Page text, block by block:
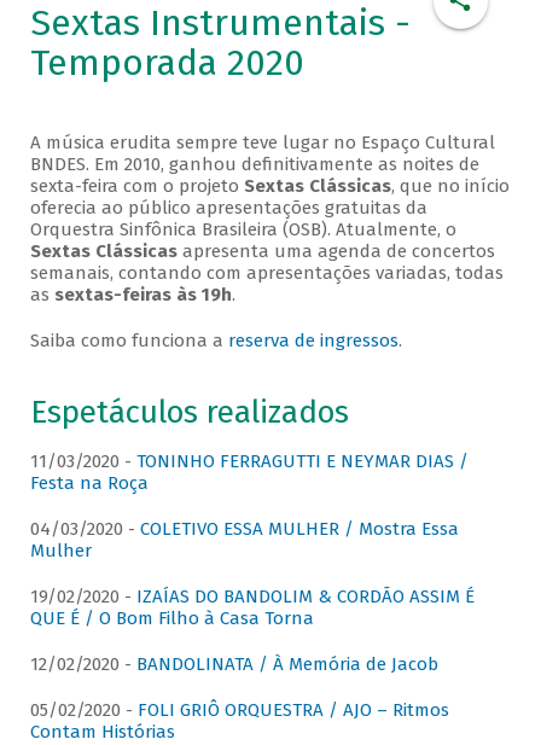
Sextas Instrumentais -
Temporada 2020
A música erudita sempre teve lugar no Espaço Cultural
BNDES. Em 2010, ganhou definitivamente as noites de
sexta-feira com o projeto Sextas Clássicas, que no início
oferecia ao público apresentações gratuitas da
Orquestra Sinfônica Brasileira (OSB). Atualmente, o
Sextas Clássicasapresenta uma agenda de concertos
semanais, contando com apresentações variadas, todas
as sextas-feiras às 19h.
Saiba como funciona a reserva de ingressos.
Espetáculos realizados
11/03/2020 - TONINHO FERRAGUTTI E NEYMAR DIAS /
Festa na Roça
04/03/2020 - COLETIVO ESSA MULHER / Mostra Essa
Mulher
19/02/2020 - IZAÍAS DO BANDOLIM & CORDÃO ASSIM É
QUE É / O Bom Filho à Casa Torna
12/02/2020 - BANDOLINATA / À Memória de Jacob
05/02/2020 - FOLI GRIÔ ORQUESTRA / AJO – Ritmos
Contam Histórias